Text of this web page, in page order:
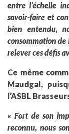
entre l’échelle
savoir-faire et
bien entendu,
consommation de
relever ces défis
Ce même
Maudgal,
l’ASBL
« Fort de son
reconnu, nous